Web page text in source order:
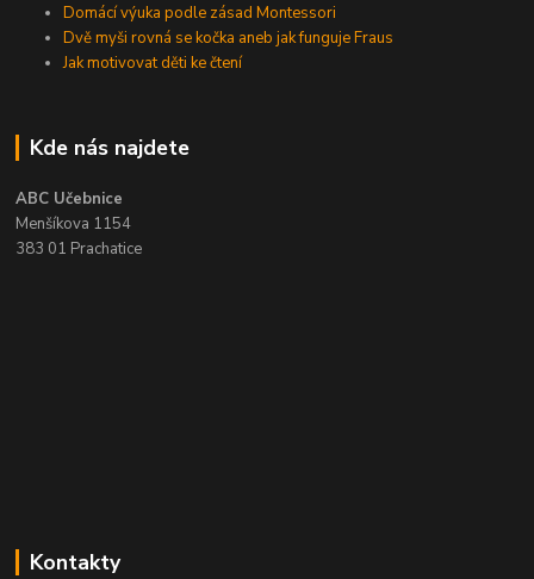
Domácí výuka podle zásad Montessori
Dvě myši rovná se kočka aneb jak funguje Fraus
Jak motivovat děti ke čtení
Kde nás najdete
ABC Učebnice
Menšíkova 1154
383 01 Prachatice
Kontakty